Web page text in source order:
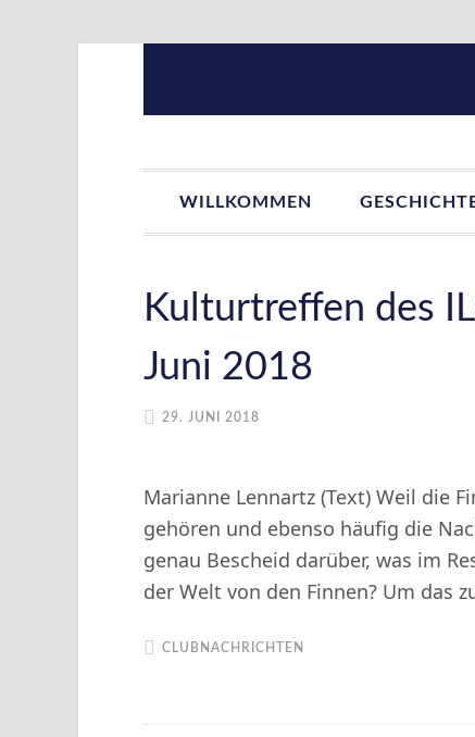
springen
springen
springen
springen
WILLKOMMEN
Kulturtreffen des
Juni 2018
29. JUNI 2018
Marianne Lennartz (Text) Weil die
gehören und ebenso häufig die
genau Bescheid darüber, was im
der Welt von den Finnen? Um das
CLUBNACHRICHTEN